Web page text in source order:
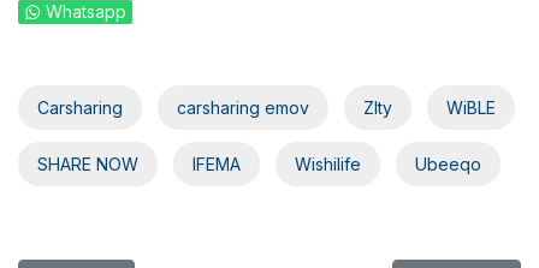
Whatsapp
Carsharing carsharing emov ZIty WiBLE
SHARE NOW IFEMA Wishilife Ubeeqo